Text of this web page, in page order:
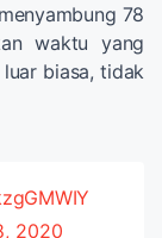
78
waktu yang
biasa, tidak
2020